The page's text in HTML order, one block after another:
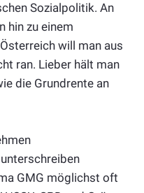
Sozialpolitik. An
hin zu einem
will man aus
ran. Lieber hält man
die Grundrente an
GMG möglichst oft